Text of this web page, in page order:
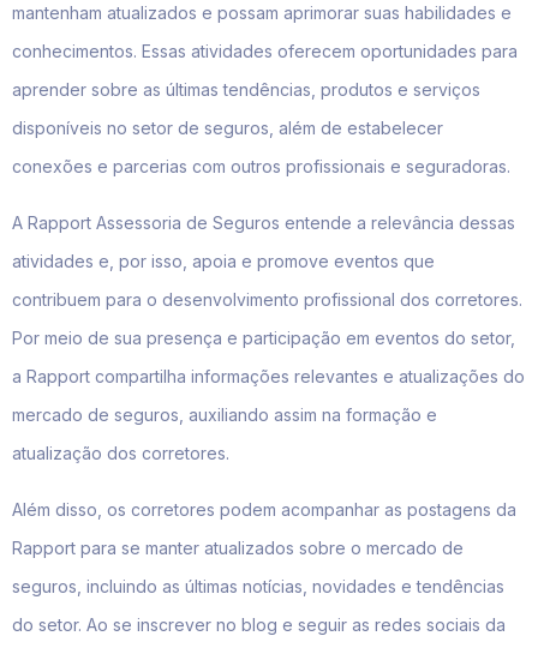
mantenham atualizados e possam aprimorar suas habilidades e
conhecimentos. Essas atividades oferecem oportunidades para
aprender sobre as últimas tendências, produtos e serviços
disponíveis no setor de seguros, além de estabelecer
conexões e parcerias com outros profissionais e seguradoras.
A Rapport Assessoria de Seguros entende a relevância dessas
atividades e, por isso, apoia e promove eventos que
contribuem para o desenvolvimento profissional dos corretores.
Por meio de sua presença e participação em eventos do setor,
a Rapport compartilha informações relevantes e atualizações do
mercado de seguros, auxiliando assim na formação e
atualização dos corretores.
Além disso, os corretores podem acompanhar as postagens da
Rapport para se manter atualizados sobre o mercado de
seguros, incluindo as últimas notícias, novidades e tendências
do setor. Ao se inscrever no blog e seguir as redes sociais da